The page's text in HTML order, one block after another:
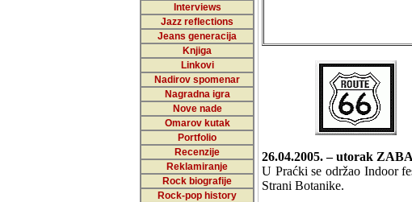
Interviews
Jazz reflections
Jeans generacija
Knjiga
Linkovi
Nadirov spomenar
Nagradna igra
Nove nade
Omarov kutak
Portfolio
Recenzije
Reklamiranje
Rock biografije
Rock-pop history
26.04.2005. – utorak
U Praćki se održao Indoor
Strani Botanike.